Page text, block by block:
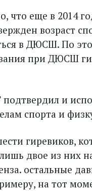
что еще в 2014
возраст
в ДЮСШ. По
при ДЮСШ
подтвердил и
спорта и
гиревиков,
двое из них
остальные
на тот